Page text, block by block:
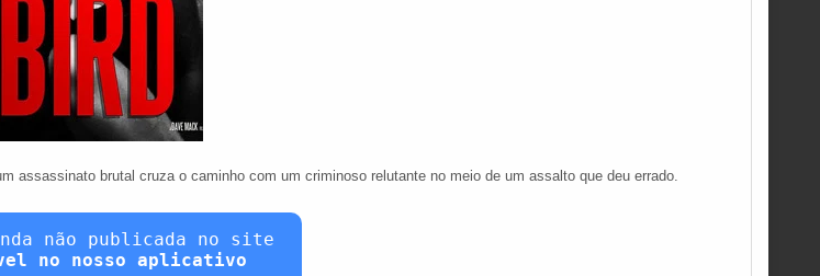
assassinato brutal cruza o caminho com um criminoso relutante no meio de um assalto que deu errado.
não publicada no site
no nosso aplicativo